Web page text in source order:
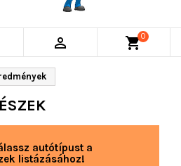
 shopping_cart0
autótípust a
listázásához!